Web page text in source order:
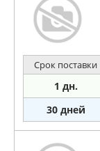
Срок поставки
1 дн.
30 дней